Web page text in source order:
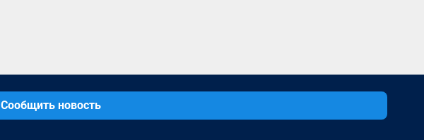
Сообщить новость